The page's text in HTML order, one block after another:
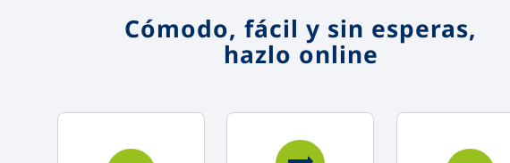
Cómodo, fácil y sin esperas,
hazlo online